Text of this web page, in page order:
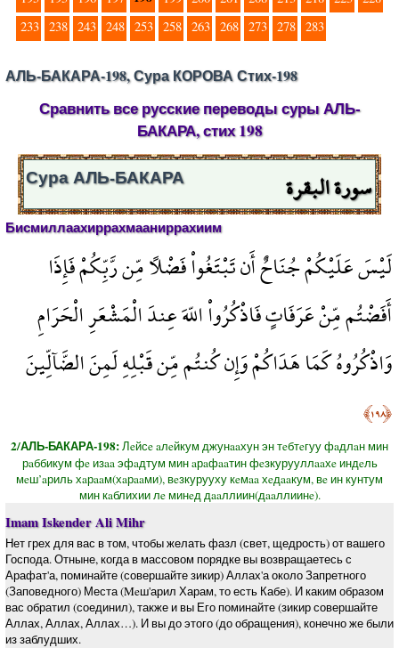
233 238 243 248 253 258 263 268 273 278 283
АЛЬ-БАКАРА-198, Сура КОРОВА Стих-198
Сравнить все русские переводы суры АЛЬ-
БАКАРА, стих 198
سورة البقرة Сура АЛЬ-БАКАРА
Бисмиллаахиррахмааниррахиим
لَيْسَ عَلَيْكُمْ جُنَاحٌ أَن تَبْتَغُواْ فَضْلاً مِّن رَّبِّكُمْ فَإِذَا
أَفَضْتُم مِّنْ عَرَفَاتٍ فَاذْكُرُواْ اللّهَ عِندَ الْمَشْعَرِ الْحَرَامِ
وَاذْكُرُوهُ كَمَا هَدَاكُمْ وَإِن كُنتُم مِّن قَبْلِهِ لَمِنَ الضَّآلِّينَ
﴿١٩٨﴾
2/АЛЬ-БАКАРА-198:Лeйсe aлeйкум джунaaхун эн тeбтeгуу фaдлaн мин
рaббикум фe изaa эфaдтум мин aрaфaaтин фeзкурууллaaхe индeль
мeш’aриль хaрaaм(хaрaaми), вeзкурууху кeмaa хeдaaкум, вe ин кунтум
мин кaблихии лe минeд дaaллиин(дaaллиинe).
Imam Iskender Ali Mihr
Нет грех для вас в том, чтобы желать фазл (свет, щедрость) от вашего
Господа. Отныне, когда в массовом порядке вы возвращаетесь с
Арафат'а, поминайте (совершайте зикир) Аллах'а около Запретного
(Заповедного) Места (Meш'арил Харам, то есть Кабе). И каким образом
вас обратил (соединил), также и вы Его поминайте (зикир совершайте
Аллах, Аллах, Аллах…). И вы до этого (до обращения), конечно же были
из заблудших.